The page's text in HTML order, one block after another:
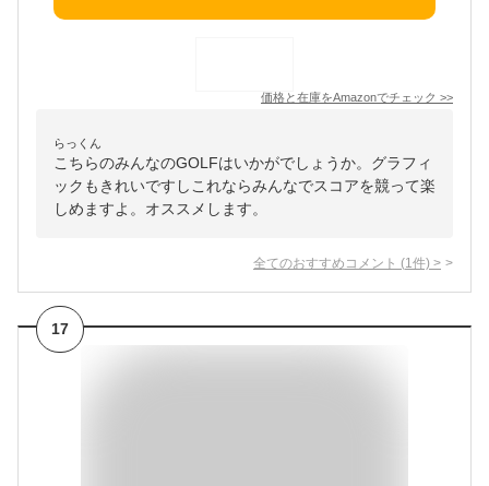
価格と在庫をAmazonでチェック >>
らっくん
こちらのみんなのGOLFはいかがでしょうか。グラフィ
ックもきれいですしこれならみんなでスコアを競って楽
しめますよ。オススメします。
全てのおすすめコメント (1 件) >
17